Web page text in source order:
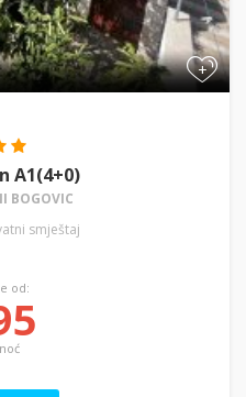
+
A1(4+0)
BOGOVIC
smještaj
od: